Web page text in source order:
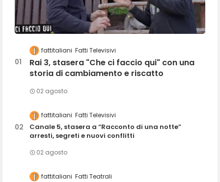
fattitaliani Fatti Televisivi
Rai 3, stasera "Che ci faccio qui" con una
storia di cambiamento e riscatto
02 agosto
fattitaliani Fatti Televisivi
Canale 5, stasera a “Racconto di una notte”
arresti, segreti e nuovi conflitti
02 agosto
fattitaliani Fatti Teatrali